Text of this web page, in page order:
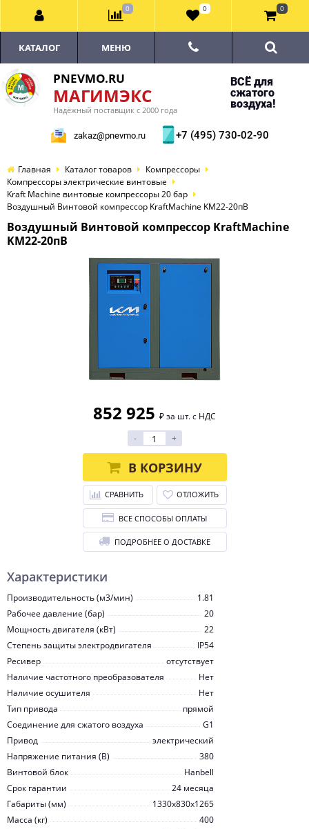
PNEVMO.RU
МАГИМЭКС
Надёжный поставщик с 2000 года
ВСЁ для
сжатого
воздуха!
zakaz@pnevmo.ru +7 (495) 730-02-90
КАТАЛОГ МЕНЮ
Главная Каталог товаров
Компрессоры
Компрессоры электрические винтовые
Kraft Machine винтовые компрессоры 20 бар
Воздушный Винтовой компрессор KraftMachine KM22-20пВ
Воздушный Винтовой компрессор KraftMachine
KM22-20пВ
Характеристики
Производительность (м3/мин)
1.81
Рабочее давление (бар)
20
Мощность двигателя (кВт)
22
Степень защиты электродвигателя
IP54
Ресивер
отсутствует
Наличие частотного преобразователя
Нет
Наличие осушителя
Нет
Тип привода
прямой
Соединение для сжатого воздуха
G1
Привод
электрический
Напряжение питания (В)
380
Винтовой блок
Hanbell
Срок гарантии
24 месяца
Габариты (мм)
1330x830x1265
Масса (кг)
400
852 925 ₽ за шт. с НДС
-
+
В КОРЗИНУ
СРАВНИТЬ ОТЛОЖИТЬ
ВСЕ СПОСОБЫ ОПЛАТЫ
ПОДРОБНЕЕ О ДОСТАВКЕ
0 0 0